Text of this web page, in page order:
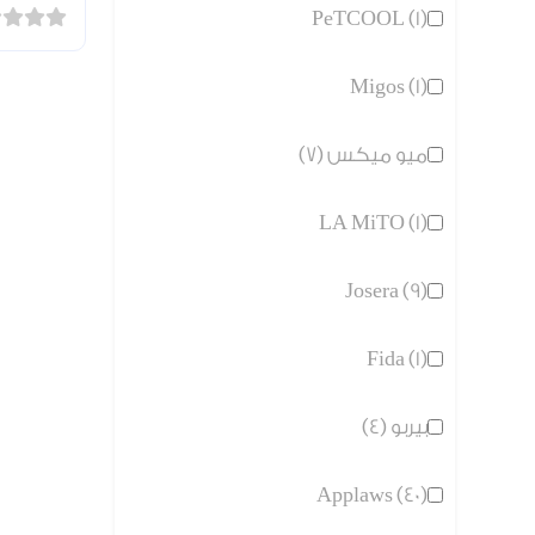
PeTCOOL (1)
Migos (1)
ميو ميكس (7)
LA MiTO (1)
Josera (9)
Fida (1)
بيربو (4)
Applaws (40)